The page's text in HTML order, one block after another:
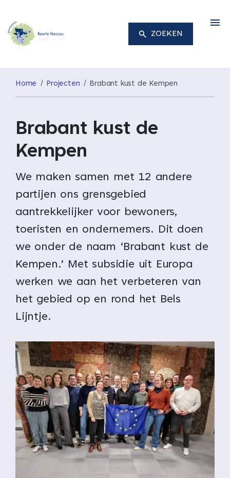
ZOEKEN
Home Projecten Brabant kust de Kempen
Brabant kust de
Kempen
We maken samen met 12 andere
partijen ons grensgebied
aantrekkelijker voor bewoners,
toeristen en ondernemers. Dit doen
we onder de naam ‘Brabant kust de
Kempen.’ Met subsidie uit Europa
werken we aan het verbeteren van
het gebied op en rond het Bels
Lijntje.